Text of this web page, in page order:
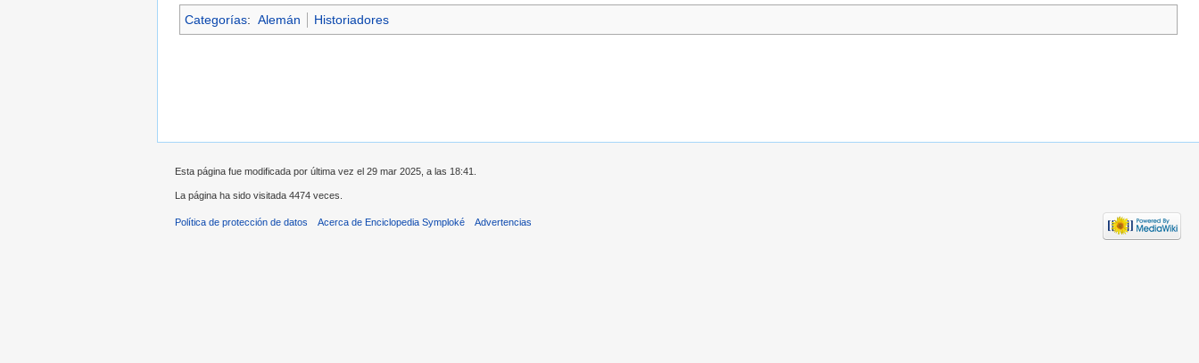
Categorías: Alemán Historiadores
Esta página fue modificada por última vez el 29 mar 2025, a las 18:41.
La página ha sido visitada 4474 veces.
Política de protección de datos Acerca de Enciclopedia Symploké Advertencias